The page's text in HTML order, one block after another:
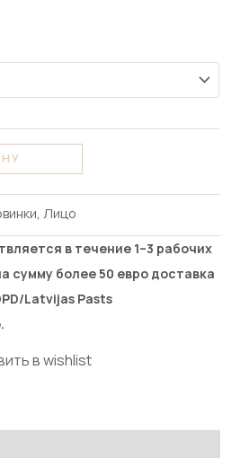
,Лицо
в течение 1–3 рабочих
сумму более 50 евро доставка
Latvijas Pasts
в wishlist